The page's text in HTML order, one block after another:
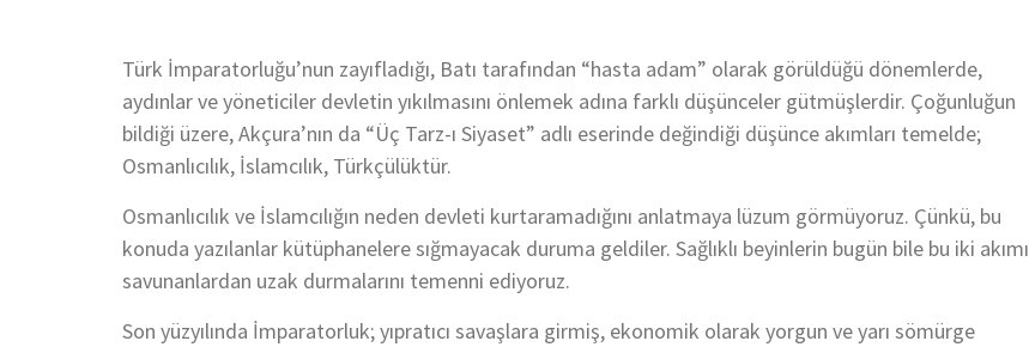
Türk İmparatorluğu’nun zayıfladığı, Batı tarafından “hasta adam” olarak görüldüğü dönemlerde,
aydınlar ve yöneticiler devletin yıkılmasını önlemek adına farklı düşünceler gütmüşlerdir. Çoğunluğun
bildiği üzere, Akçura’nın da “Üç Tarz-ı Siyaset” adlı eserinde değindiği düşünce akımları temelde;
Osmanlıcılık, İslamcılık, Türkçülüktür.
Osmanlıcılık ve İslamcılığın neden devleti kurtaramadığını anlatmaya lüzum görmüyoruz. Çünkü, bu
konuda yazılanlar kütüphanelere sığmayacak duruma geldiler. Sağlıklı beyinlerin bugün bile bu iki akımı
savunanlardan uzak durmalarını temenni ediyoruz.
Son yüzyılında İmparatorluk; yıpratıcı savaşlara girmiş, ekonomik olarak yorgun ve yarı sömürge